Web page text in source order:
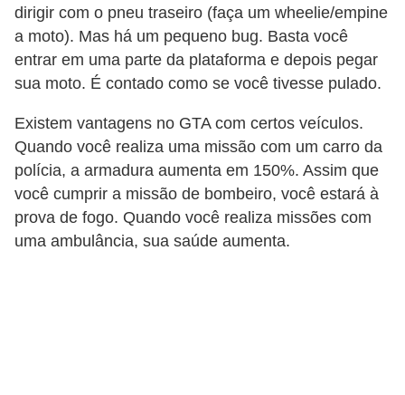
dirigir com o pneu traseiro (faça um wheelie/empine
a moto). Mas há um pequeno bug. Basta você
entrar em uma parte da plataforma e depois pegar
sua moto. É contado como se você tivesse pulado.
Existem vantagens no GTA com certos veículos.
Quando você realiza uma missão com um carro da
polícia, a armadura aumenta em 150%. Assim que
você cumprir a missão de bombeiro, você estará à
prova de fogo. Quando você realiza missões com
uma ambulância, sua saúde aumenta.